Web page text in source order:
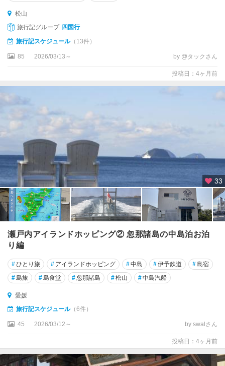
松山
旅行記グループ 四国行
旅行記スケジュール（13件）
85 2026/03/13～ by @タックさん
投稿日：4ヶ月前
33
瀬戸内アイランドホッピング② 忽那諸島の中島泊お泊
り編
#ひとり旅 # アイランドホッピング #中島 #伊予鉄道 #島宿
#島旅 #島食堂 #忽那諸島 #松山 #中島汽船
愛媛
旅行記スケジュール（6件）
45 2026/03/12～ by swalさん
投稿日：4ヶ月前